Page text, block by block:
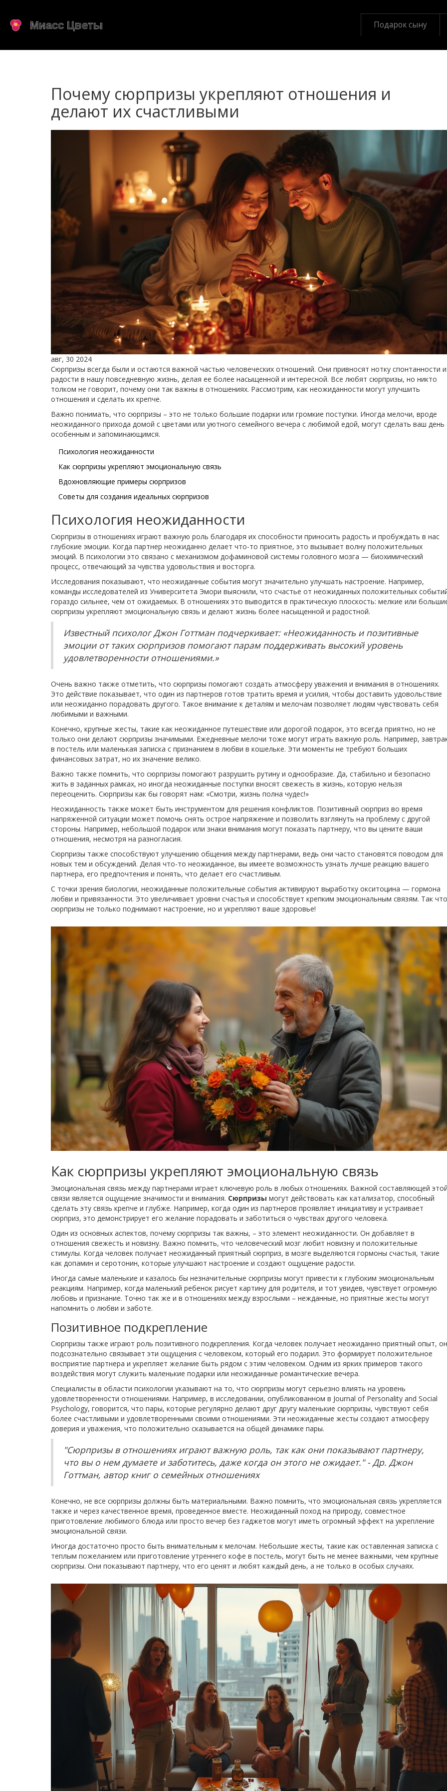
Подарок сыну
Почему сюрпризы укрепляют отношения и
делают их счастливыми
авг, 30 2024
Сюрпризы всегда были и остаются важной частью человеческих отношений. Они привносят нотку спонтанности и
радости в нашу повседневную жизнь, делая ее более насыщенной и интересной. Все любят сюрпризы, но никто
толком не говорит, почему они так важны в отношениях. Рассмотрим, как неожиданности могут улучшить
отношения и сделать их крепче.
Важно понимать, что сюрпризы – это не только большие подарки или громкие поступки. Иногда мелочи, вроде
неожиданного прихода домой с цветами или уютного семейного вечера с любимой едой, могут сделать ваш день
особенным и запоминающимся.
Психология неожиданности
Как сюрпризы укрепляют эмоциональную связь
Вдохновляющие примеры сюрпризов
Советы для создания идеальных сюрпризов
Психология неожиданности
Сюрпризы в отношениях играют важную роль благодаря их способности приносить радость и пробуждать в нас
глубокие эмоции. Когда партнер неожиданно делает что-то приятное, это вызывает волну положительных
эмоций. В психологии это связано с механизмом дофаминовой системы головного мозга — биохимический
процесс, отвечающий за чувства удовольствия и восторга.
Исследования показывают, что неожиданные события могут значительно улучшать настроение. Например,
команды исследователей из Университета Эмори выяснили, что счастье от неожиданных положительных
гораздо сильнее, чем от ожидаемых. В отношениях это выводится в практическую плоскость: мелкие или
сюрпризы укрепляют эмоциональную связь и делают жизнь более насыщенной и радостной.
Известный психолог Джон Готтман подчеркивает: «Неожиданность и позитивные
эмоции от таких сюрпризов помогают парам поддерживать высокий уровень
удовлетворенности отношениями.»
Очень важно также отметить, что сюрпризы помогают создать атмосферу уважения и внимания в отношениях.
Это действие показывает, что один из партнеров готов тратить время и усилия, чтобы доставить удовольствие
или неожиданно порадовать другого. Такое внимание к деталям и мелочам позволяет людям чувствовать себя
любимыми и важными.
Конечно, крупные жесты, такие как неожиданное путешествие или дорогой подарок, это всегда приятно, но не
только они делают сюрпризы значимыми. Ежедневные мелочи тоже могут играть важную роль. Например,
в постель или маленькая записка с признанием в любви в кошельке. Эти моменты не требуют больших
финансовых затрат, но их значение велико.
Важно также помнить, что сюрпризы помогают разрушить рутину и однообразие. Да, стабильно и безопасно
жить в заданных рамках, но иногда неожиданные поступки вносят свежесть в жизнь, которую нельзя
переоценить. Сюрпризы как бы говорят нам: «Смотри, жизнь полна чудес!»
Неожиданность также может быть инструментом для решения конфликтов. Позитивный сюрприз во время
напряженной ситуации может помочь снять острое напряжение и позволить взглянуть на проблему с другой
стороны. Например, небольшой подарок или знаки внимания могут показать партнеру, что вы цените ваши
отношения, несмотря на разногласия.
Сюрпризы также способствуют улучшению общения между партнерами, ведь они часто становятся поводом для
новых тем и обсуждений. Делая что-то неожиданное, вы имеете возможность узнать лучше реакцию вашего
партнера, его предпочтения и понять, что делает его счастливым.
С точки зрения биологии, неожиданные положительные события активируют выработку окситоцина — гормона
любви и привязанности. Это увеличивает уровни счастья и способствует крепким эмоциональным связям. Так что
сюрпризы не только поднимают настроение, но и укрепляют ваше здоровье!
Как сюрпризы укрепляют эмоциональную связь
Эмоциональная связь между партнерами играет ключевую роль в любых отношениях. Важной составляющей
связи является ощущение значимости и внимания. Сюрпризы могут действовать как катализатор, способный
сделать эту связь крепче и глубже. Например, когда один из партнеров проявляет инициативу и устраивает
сюрприз, это демонстрирует его желание порадовать и заботиться о чувствах другого человека.
Один из основных аспектов, почему сюрпризы так важны, – это элемент неожиданности. Он добавляет в
отношения свежесть и новизну. Важно помнить, что человеческий мозг любит новизну и положительные
стимулы. Когда человек получает неожиданный приятный сюрприз, в мозге выделяются гормоны счастья, такие
как допамин и серотонин, которые улучшают настроение и создают ощущение радости.
Иногда самые маленькие и казалось бы незначительные сюрпризы могут привести к глубоким эмоциональным
реакциям. Например, когда маленький ребенок рисует картину для родителя, и тот увидев, чувствует огромную
любовь и признание. Точно так же и в отношениях между взрослыми – нежданные, но приятные жесты могут
напомнить о любви и заботе.
Позитивное подкрепление
Сюрпризы также играют роль позитивного подкрепления. Когда человек получает неожиданно приятный опыт, он
подсознательно связывает эти ощущения с человеком, который его подарил. Это формирует положительное
восприятие партнера и укрепляет желание быть рядом с этим человеком. Одним из ярких примеров такого
воздействия могут служить маленькие подарки или неожиданные романтические вечера.
Специалисты в области психологии указывают на то, что сюрпризы могут серьезно влиять на уровень
удовлетворенности отношениями. Например, в исследовании, опубликованном в Journal of Personality and Social
Psychology, говорится, что пары, которые регулярно делают друг другу маленькие сюрпризы, чувствуют себя
более счастливыми и удовлетворенными своими отношениями. Эти неожиданные жесты создают атмосферу
доверия и уважения, что положительно сказывается на общей динамике пары.
"Сюрпризы в отношениях играют важную роль, так как они показывают партнеру,
что вы о нем думаете и заботитесь, даже когда он этого не ожидает." - Др. Джон
Готтман, автор книг о семейных отношениях
Конечно, не все сюрпризы должны быть материальными. Важно помнить, что эмоциональная связь укрепляется
также и через качественное время, проведенное вместе. Неожиданный поход на природу, совместное
приготовление любимого блюда или просто вечер без гаджетов могут иметь огромный эффект на укрепление
эмоциональной связи.
Иногда достаточно просто быть внимательным к мелочам. Небольшие жесты, такие как оставленная записка с
теплым пожеланием или приготовление утреннего кофе в постель, могут быть не менее важными, чем крупные
сюрпризы. Они показывают партнеру, что его ценят и любят каждый день, а не только в особых случаях.